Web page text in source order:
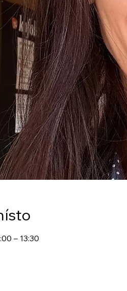
– 13:30